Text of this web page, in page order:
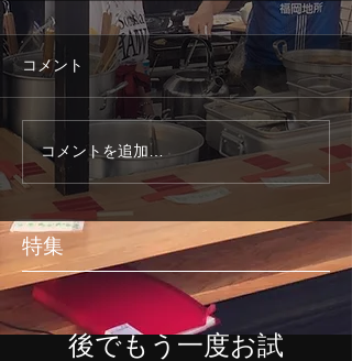
コメント
コメントを追加…
特集
後でもう一度お試